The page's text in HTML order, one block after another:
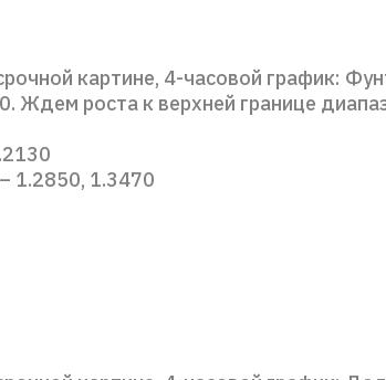
картине, 4-часовой график:
Ждем роста к верхней границе
1.2850, 1.3470